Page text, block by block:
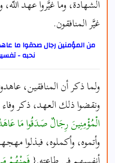
الشهادة، وما غيَّروا عهد
غيَّر المنافقون.
من المؤمنين رجال صدقوا ما
نحبه -
ولما ذكر أن المنافقين، عاهدوا
ونقضوا ذلك العهد، ذكر
الْمُؤْمِنِينَ رِجَالٌ صَدَقُوا مَا
وأتموه، وأكملوه، فبذلوا